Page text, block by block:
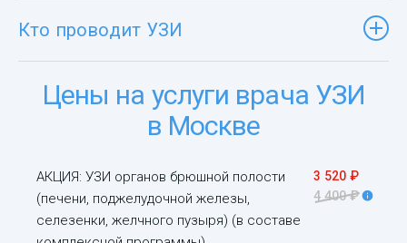
Кто проводит УЗИ
Цены на услуги врача УЗИ
в Москве
АКЦИЯ: УЗИ органов брюшной полости
(печени, поджелудочной железы,
селезенки, желчного пузыря) (в составе
3 520 ₽
4 400 ₽